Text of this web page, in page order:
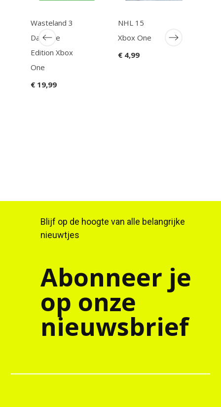
Wasteland 3
Day One
Edition Xbox
One
€ 19,99
NHL 15
Xbox One
€ 4,99
Blijf op de hoogte van alle belangrijke
nieuwtjes
Abonneer je
op onze
nieuwsbrief